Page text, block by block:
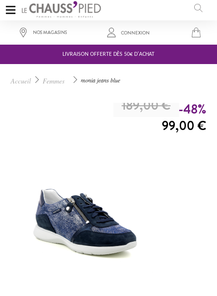
LIVRAISON OFFERTE DÈS 50€ D'ACHAT
NOS MAGASINS CONNEXION
Accueil Femmes monia jeans blue
-48%
189,00 €
99,00 €